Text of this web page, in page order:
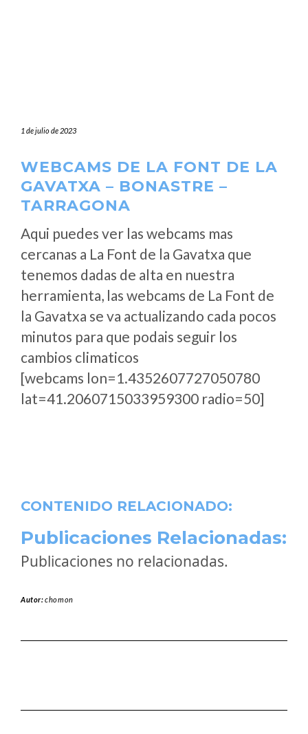
1 de julio de 2023
WEBCAMS DE LA FONT DE LA
GAVATXA – BONASTRE –
TARRAGONA
Aqui puedes ver las webcams mas
cercanas a La Font de la Gavatxa que
tenemos dadas de alta en nuestra
herramienta, las webcams de La Font de
la Gavatxa se va actualizando cada pocos
minutos para que podais seguir los
cambios climaticos
[webcams lon=1.4352607727050780
lat=41.2060715033959300 radio=50]
CONTENIDO RELACIONADO:
Publicaciones Relacionadas:
Publicaciones no relacionadas.
Autor:chomon